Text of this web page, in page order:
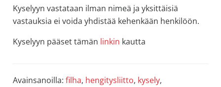
Kyselyyn vastataan ilman nimeä ja yksittäisiä
vastauksia ei voida yhdistää kehenkään henkilöön.
Kyselyyn pääset tämän linkin kautta
Avainsanoilla: filha, hengitysliitto, kysely,